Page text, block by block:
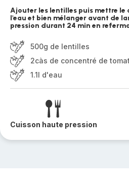
Ajouter les lentilles puis mettre le
l'eau et bien mélanger avant de
pression durant 24 min en
500g de lentilles
2càs de concentré de
1.1l d'eau
Cuisson haute pression